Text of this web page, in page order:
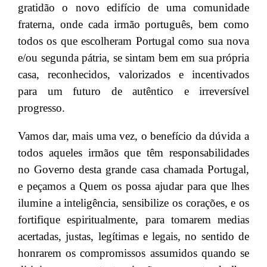
gratidão o novo edifício de uma comunidade
fraterna, onde cada irmão português, bem como
todos os que escolheram Portugal como sua nova
e/ou segunda pátria, se sintam bem em sua própria
casa, reconhecidos, valorizados e incentivados
para um futuro de autêntico e irreversível
progresso.
Vamos dar, mais uma vez, o benefício da dúvida a
todos aqueles irmãos que têm responsabilidades
no Governo desta grande casa chamada Portugal,
e peçamos a Quem os possa ajudar para que lhes
ilumine a inteligência, sensibilize os corações, e os
fortifique espiritualmente, para tomarem medias
acertadas, justas, legítimas e legais, no sentido de
honrarem os compromissos assumidos quando se